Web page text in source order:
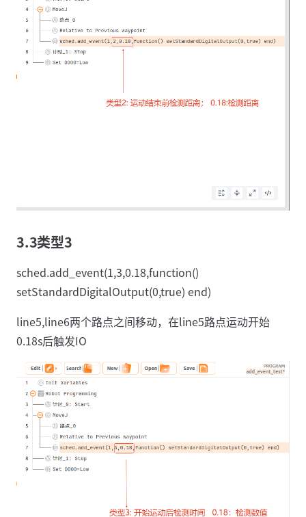
3.3类型3
sched.add_event(1,3,0.18,function()
setStandardDigitalOutput(0,true) end)
line5,line6两个路点之间移动，在line5路点运动开始
0.18s后触发IO